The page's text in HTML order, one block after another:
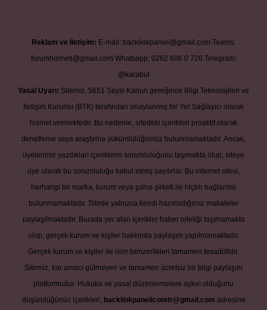
Reklam ve İletişim: E-mail: backlinkpaneli@gmail.com Teams:
forumhizmeti@gmail.com Whatsapp: 0262 606 0 726 Telegram:
@karabul
Yasal Uyarı: Sitemiz, 5651 Sayılı Kanun gereğince Bilgi Teknolojileri ve
İletişim Kurumu (BTK) tarafından onaylanmış bir Yer Sağlayıcı olarak
hizmet vermektedir. Bu nedenle, sitedeki içerikleri proaktif olarak
denetleme veya araştırma yükümlülüğümüz bulunmamaktadır. Ancak,
üyelerimiz yazdıkları içeriklerin sorumluluğunu taşımakta olup, siteye
üye olarak bu sorumluluğu kabul etmiş sayılırlar. Bu internet sitesi,
herhangi bir marka, kurum veya şahıs şirketi ile hiçbir bağlantısı
bulunmamaktadır. Sitede yalnızca kendi hazırladığımız makaleler
paylaşılmaktadır. Burada yer alan içerikler haber niteliği taşımamakta
olup, gerçek kurum ve kişiler hakkında paylaşım yapılmamaktadır.
Gerçek kurum ve kişiler ile isim benzerlikleri tamamen tesadüfidir.
Sitemiz, kar amacı gütmeyen ve tamamen ücretsiz bir bilgi paylaşım
platformudur. Hukuka ve yasal düzenlemelere aykırı olduğunu
düşündüğünüz içerikleri, backlinkpanelicomtr@gmail.com adresine